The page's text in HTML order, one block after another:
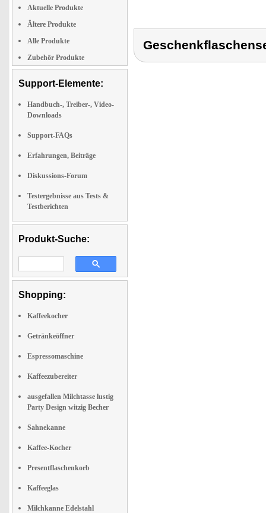
Aktuelle Produkte
Ältere Produkte
Alle Produkte
Zubehör Produkte
Support-Elemente:
Handbuch-, Treiber-, Video-
Downloads
Support-FAQs
Erfahrungen, Beiträge
Diskussions-Forum
Testergebnisse aus Tests &
Testberichten
Produkt-Suche:
Shopping:
Kaffeekocher
Getränkeöffner
Espressomaschine
Kaffeezubereiter
ausgefallen Milchtasse lustig
Party Design witzig Becher
Sahnekanne
Kaffee-Kocher
Presentflaschenkorb
Kaffeeglas
Milchkanne Edelstahl